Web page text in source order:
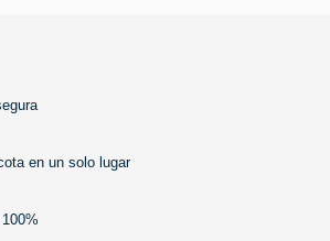
en un solo lugar